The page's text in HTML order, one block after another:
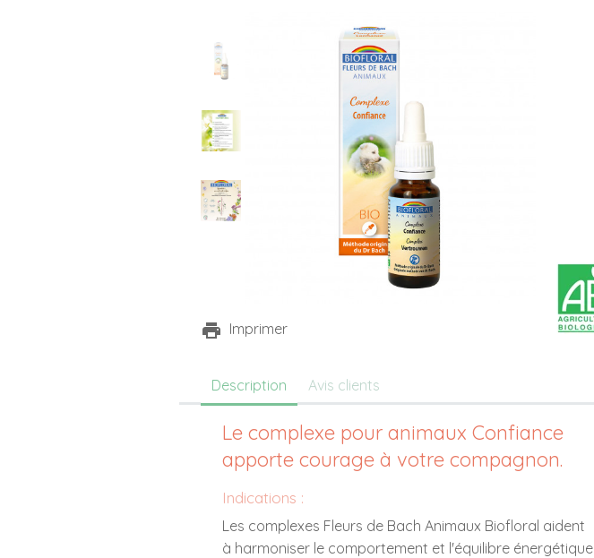
Imprimer
Description Avis clients
Le complexe pour animaux Confiance
apporte courage à votre compagnon.
Indications :
Les complexes Fleurs de Bach Animaux Biofloral aident
à harmoniser le comportement et l'équilibre énergétique